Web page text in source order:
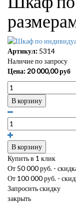
Артикул: 5314
Наличие по запросу
Цена:20 000,00руб
В корзину
В корзину
Купить в 1 клик
От 50 000 руб. -
От 100 000 руб. -
Запросить скидку
закрыть